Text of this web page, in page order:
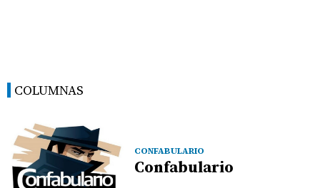
COLUMNAS
CONFABULARIO
Confabulario